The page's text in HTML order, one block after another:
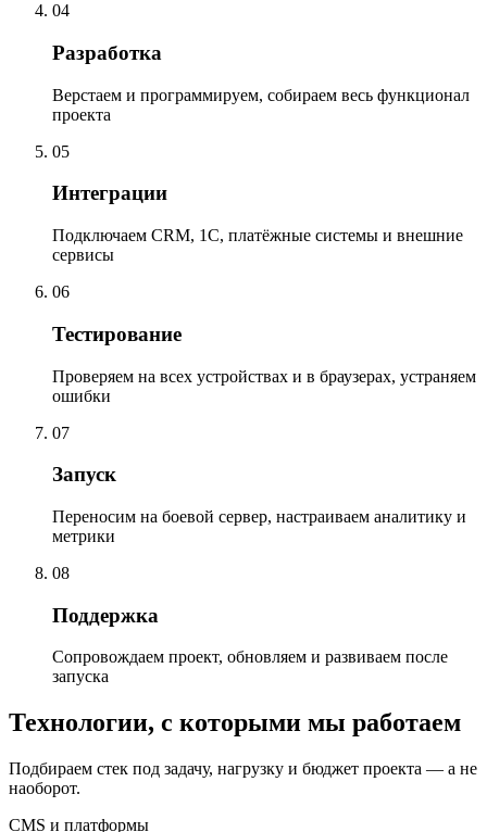
04
Разработка
Верстаем и программируем, собираем весь функционал
проекта
05
Интеграции
Подключаем CRM, 1С, платёжные системы и внешние
сервисы
06
Тестирование
Проверяем на всех устройствах и в браузерах, устраняем
ошибки
07
Запуск
Переносим на боевой сервер, настраиваем аналитику и
метрики
08
Поддержка
Сопровождаем проект, обновляем и развиваем после
запуска
Технологии, с которыми мы работаем
Подбираем стек под задачу, нагрузку и бюджет проекта — а не
наоборот.
CMS и платформы